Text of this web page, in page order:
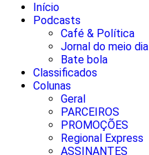
Início
Podcasts
Café & Política
Jornal do meio dia
Bate bola
Classificados
Colunas
Geral
PARCEIROS
PROMOÇÕES
Regional Express
ASSINANTES